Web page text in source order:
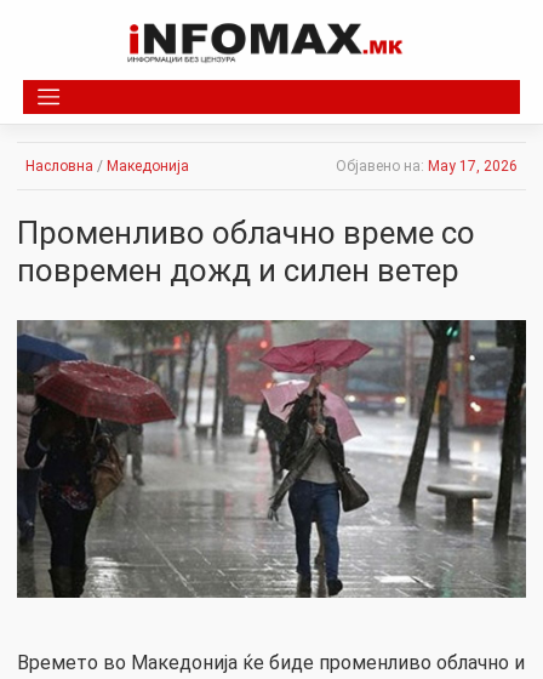
Насловна / Македонија Објавено на: May 17, 2026
Променливо облачно време со
повремен дожд и силен ветер
Времето во Македонија ќе биде променливо облачно и